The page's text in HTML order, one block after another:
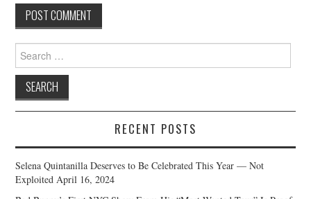
Search
for:
RECENT POSTS
Selena Quintanilla Deserves to Be Celebrated This Year — Not
Exploited April 16, 2024